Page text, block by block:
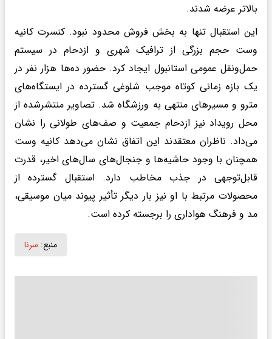
بالاتر عرضه شدند.
این استقبال تنها به بخش فروش محدود نبود. کنسرت کانیه
وست حجم بزرگی از ترافیک شهری و ازدحام در سیستم
حمل‌ونقل عمومی استانبول ایجاد کرد. حضور ده‌ها هزار نفر در
یک بازه زمانی کوتاه موجب شلوغی گسترده در ایستگاه‌های
مترو و مسیرهای منتهی به ورزشگاه شد. تصاویر منتشرشده از
محل رویداد نیز ازدحام جمعیت و صف‌های طولانی را نشان
می‌داد. ناظران معتقدند این اتفاق نشان می‌دهد کانیه وست
همچنان با وجود حاشیه‌ها و جنجال‌های سال‌های اخیر، قدرت
قابل‌توجهی در جذب مخاطب دارد. استقبال گسترده از
محصولات مرتبط با او نیز بار دیگر تأثیر پیوند میان موسیقی،
مد و فرهنگ هواداری را برجسته کرده است.
منبع: سرنا